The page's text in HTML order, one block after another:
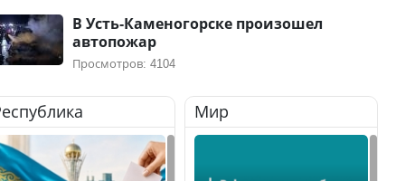
В Усть-Каменогорске произошел
автопожар
Просмотров: 4104
Мир